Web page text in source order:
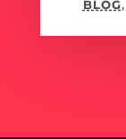
BLOG,